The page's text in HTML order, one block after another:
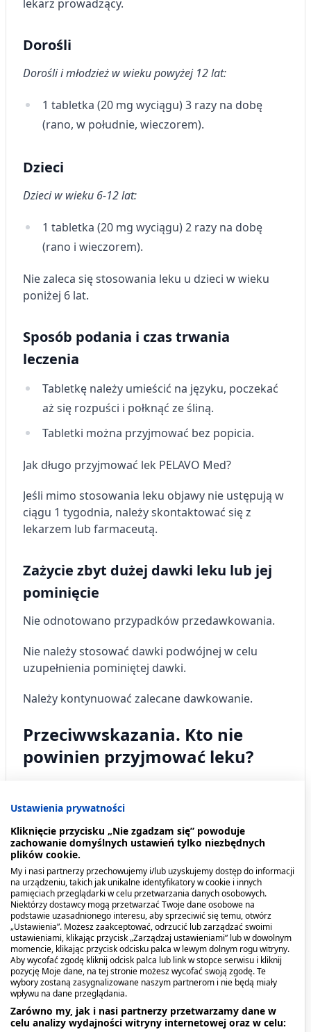
lekarz prowadzący.
Dorośli
Dorośli i młodzież w wieku powyżej 12 lat:
1 tabletka (20 mg wyciągu) 3 razy na dobę
(rano, w południe, wieczorem).
Dzieci
Dzieci w wieku 6-12 lat:
1 tabletka (20 mg wyciągu) 2 razy na dobę
(rano i wieczorem).
Nie zaleca się stosowania leku u dzieci w wieku
poniżej 6 lat.
Sposób podania i czas trwania
leczenia
Tabletkę należy umieścić na języku, poczekać
aż się rozpuści i połknąć ze śliną.
Tabletki można przyjmować bez popicia.
Jak długo przyjmować lek PELAVO Med?
Jeśli mimo stosowania leku objawy nie ustępują w
ciągu 1 tygodnia, należy skontaktować się z
lekarzem lub farmaceutą.
Zażycie zbyt dużej dawki leku lub jej
pominięcie
Nie odnotowano przypadków przedawkowania.
Nie należy stosować dawki podwójnej w celu
uzupełnienia pominiętej dawki.
Należy kontynuować zalecane dawkowanie.
Przeciwwskazania. Kto nie
powinien przyjmować leku?
ma uczulenie na substancję czynną (wyciąg z
oraz na inne rośliny z rodziny Geraniaceae lub
którykolwiek z pozostałych składników tego leku.
Działania niepożądane i skutki
uboczne
Podobnie jak inne leki, PELAVO Med może
wywoływać działania niepożądane, które nie
występują u wszystkich pacjentów.
Bardzo rzadko (mogą dotyczyć mniej niż 1 na 10
000 osób):
Ustawienia prywatności
Kliknięcie przycisku „Nie zgadzam się” powoduje
zachowanie domyślnych ustawień tylko niezbędnych
plików cookie.
My i nasi partnerzy przechowujemy i/lub uzyskujemy dostęp do informacji
na urządzeniu, takich jak unikalne identyfikatory w cookie i innych
pamięciach przeglądarki w celu przetwarzania danych osobowych.
Niektórzy dostawcy mogą przetwarzać Twoje dane osobowe na
podstawie uzasadnionego interesu, aby sprzeciwić się temu, otwórz
„Ustawienia”. Możesz zaakceptować, odrzucić lub zarządzać swoimi
ustawieniami, klikając przycisk „Zarządzaj ustawieniami” lub w dowolnym
momencie, klikając przycisk odcisku palca w lewym dolnym rogu witryny.
Aby wycofać zgodę kliknij odcisk palca lub link w stopce serwisu i kliknij
pozycję Moje dane, na tej stronie możesz wycofać swoją zgodę. Te
wybory zostaną zasygnalizowane naszym partnerom i nie będą miały
wpływu na dane przeglądania.
Zarówno my, jak i nasi partnerzy przetwarzamy dane w
celu analizy wydajności witryny internetowej oraz w celu: